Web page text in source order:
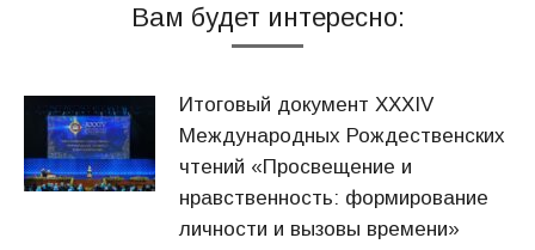
Вам будет интересно:
Итоговый документ XXХIV
Международных Рождественских
чтений «Просвещение и
нравственность: формирование
личности и вызовы времени»